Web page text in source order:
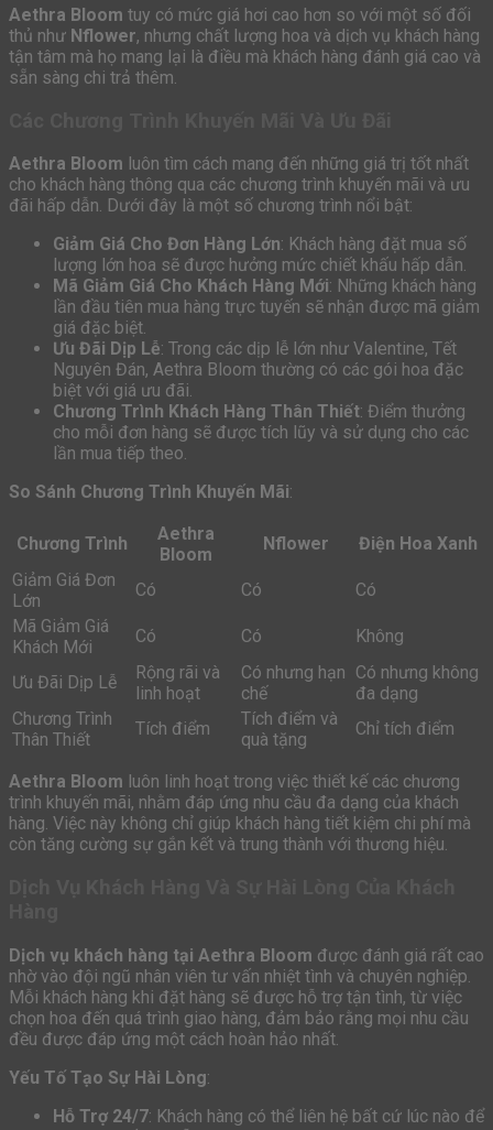
Aethra Bloom tuy có mức giá hơi cao hơn so với một số đối
thủ như Nflower, nhưng chất lượng hoa và dịch vụ khách hàng
tận tâm mà họ mang lại là điều mà khách hàng đánh giá cao và
sẵn sàng chi trả thêm.
Aethra Bloom luôn tìm cách mang đến những giá trị tốt nhất
cho khách hàng thông qua các chương trình khuyến mãi và ưu
đãi hấp dẫn. Dưới đây là một số chương trình nổi bật:
Giảm Giá Cho Đơn Hàng Lớn: Khách hàng đặt mua số
lượng lớn hoa sẽ được hưởng mức chiết khấu hấp dẫn.
Mã Giảm Giá Cho Khách Hàng Mới: Những khách hàng
lần đầu tiên mua hàng trực tuyến sẽ nhận được mã giảm
giá đặc biệt.
Ưu Đãi Dịp Lễ: Trong các dịp lễ lớn như Valentine, Tết
Nguyên Đán, Aethra Bloom thường có các gói hoa đặc
biệt với giá ưu đãi.
Chương Trình Khách Hàng Thân Thiết: Điểm thưởng
cho mỗi đơn hàng sẽ được tích lũy và sử dụng cho các
lần mua tiếp theo.
So Sánh Chương Trình Khuyến Mãi:
Chương Trình
Aethra
Bloom
Nflower
Điện Hoa Xanh
Giảm Giá Đơn
Lớn
Có Có
Có
Mã Giảm Giá
Khách Mới
Có Có Không
Ưu Đãi Dịp Lễ
Rộng rãi và
linh hoạt
Có nhưng hạn
chế
Có nhưng không
đa dạng
Chương Trình
Thân Thiết
Tích điểm
Tích điểm và
quà tặng
Chỉ tích điểm
Aethra Bloom luôn linh hoạt trong việc thiết kế các chương
trình khuyến mãi, nhằm đáp ứng nhu cầu đa dạng của khách
hàng. Việc này không chỉ giúp khách hàng tiết kiệm chi phí mà
còn tăng cường sự gắn kết và trung thành với thương hiệu.
Dịch vụ khách hàng tại Aethra Bloom được đánh giá rất cao
nhờ vào đội ngũ nhân viên tư vấn nhiệt tình và chuyên nghiệp.
Mỗi khách hàng khi đặt hàng sẽ được hỗ trợ tận tình, từ việc
chọn hoa đến quá trình giao hàng, đảm bảo rằng mọi nhu cầu
đều được đáp ứng một cách hoàn hảo nhất.
Yếu Tố Tạo Sự Hài Lòng:
Hỗ Trợ 24/7: Khách hàng có thể liên hệ bất cứ lúc nào để